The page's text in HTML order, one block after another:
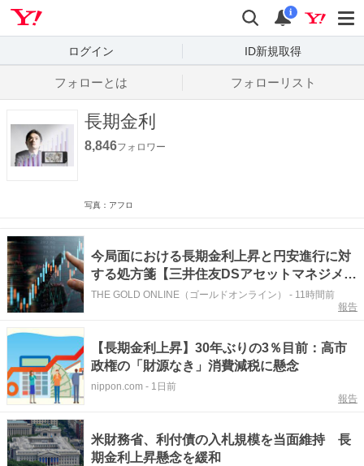
検索
通知
i
ログイン ID新規取得
フォローとは フォローリスト
長期金利
8,846フォロワー
写真：アフロ
今局面における長期金利上昇と円安進行に対
する処方箋【三井住友DSアセットマネジメン
ト・チーフマーケットストラテジスト】
THE GOLD ONLINE（ゴールドオンライン） - 11時間前
報告
【長期金利上昇】30年ぶりの3％目前：高市
政権の「財源なき」消費減税に懸念
nippon.com - 1日前
報告
米財務省、利付債の入札規模を当面維持 長
期金利上昇懸念を緩和